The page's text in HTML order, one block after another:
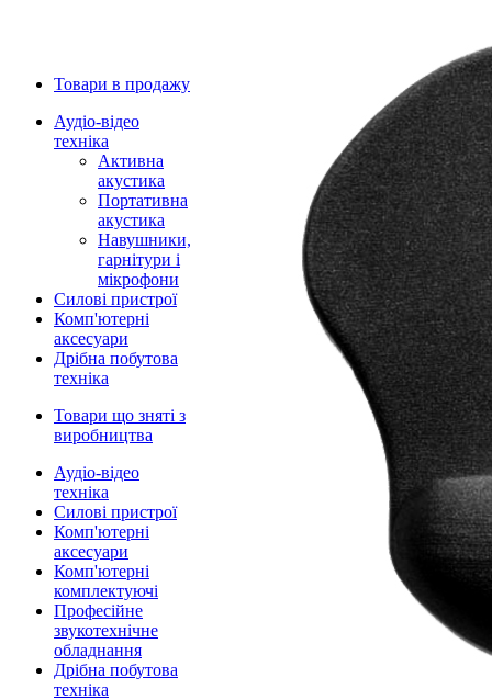
Товари в продажу
Аудіо-відео
техніка
Активна
акустика
Портативна
акустика
Навушники,
гарнітури і
мікрофони
Силові пристрої
Комп'ютерні
аксесуари
Дрібна побутова
техніка
Товари що зняті з
виробництва
Аудіо-відео
техніка
Силові пристрої
Комп'ютерні
аксесуари
Комп'ютерні
комплектуючі
Професійне
звукотехнічне
обладнання
Дрібна побутова
техніка